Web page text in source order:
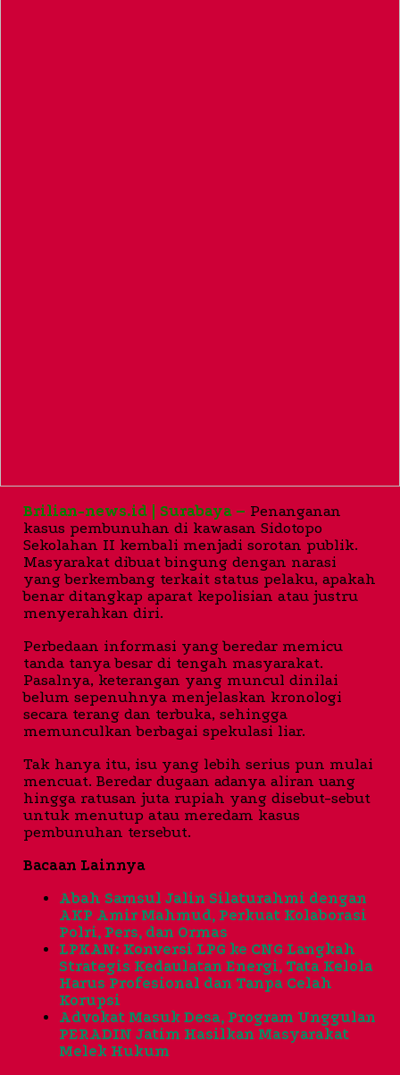
Brilian-news.id | Surabaya – Penanganan
kasus pembunuhan di kawasan Sidotopo
Sekolahan II kembali menjadi sorotan publik.
Masyarakat dibuat bingung dengan narasi
yang berkembang terkait status pelaku, apakah
benar ditangkap aparat kepolisian atau justru
menyerahkan diri.
Perbedaan informasi yang beredar memicu
tanda tanya besar di tengah masyarakat.
Pasalnya, keterangan yang muncul dinilai
belum sepenuhnya menjelaskan kronologi
secara terang dan terbuka, sehingga
memunculkan berbagai spekulasi liar.
Tak hanya itu, isu yang lebih serius pun mulai
mencuat. Beredar dugaan adanya aliran uang
hingga ratusan juta rupiah yang disebut-sebut
untuk menutup atau meredam kasus
pembunuhan tersebut.
Bacaan Lainnya
Abah Samsul Jalin Silaturahmi dengan
AKP Amir Mahmud, Perkuat Kolaborasi
Polri, Pers, dan Ormas
LPKAN: Konversi LPG ke CNG Langkah
Strategis Kedaulatan Energi, Tata Kelola
Harus Profesional dan Tanpa Celah
Korupsi
Advokat Masuk Desa, Program Unggulan
PERADIN Jatim Hasilkan Masyarakat
Melek Hukum